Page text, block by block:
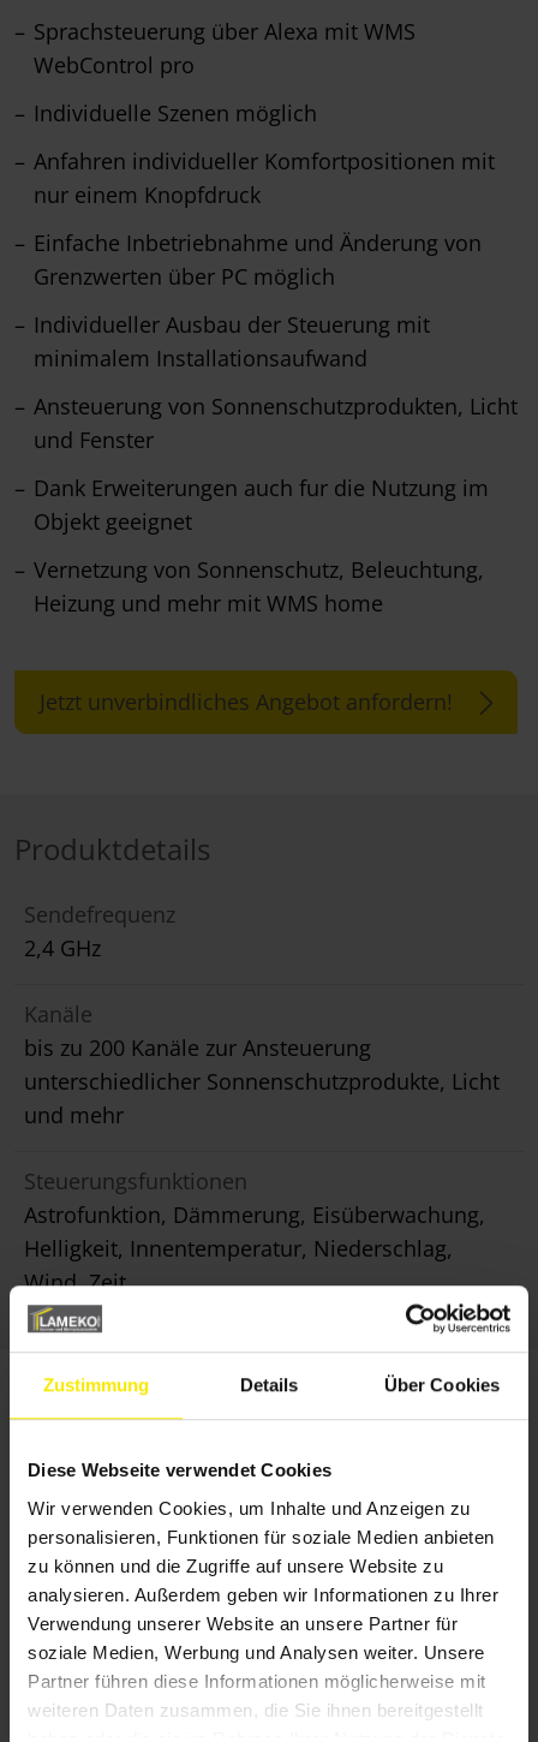
Zustimmung Details Über Cookies
Diese Webseite verwendet Cookies
Wir verwenden Cookies, um Inhalte und Anzeigen zu
personalisieren, Funktionen für soziale Medien anbieten
zu können und die Zugriffe auf unsere Website zu
analysieren. Außerdem geben wir Informationen zu Ihrer
Verwendung unserer Website an unsere Partner für
soziale Medien, Werbung und Analysen weiter. Unsere
Partner führen diese Informationen möglicherweise mit
weiteren Daten zusammen, die Sie ihnen bereitgestellt
Sprachsteuerung über Alexa mit WMS
WebControl pro
Individuelle Szenen möglich
Anfahren individueller Komfortpositionen mit
nur einem Knopfdruck
Einfache Inbetriebnahme und Änderung von
Grenzwerten über PC möglich
Individueller Ausbau der Steuerung mit
minimalem Installationsaufwand
Ansteuerung von Sonnenschutzprodukten, Licht
und Fenster
Dank Erweiterungen auch fur die Nutzung im
Objekt geeignet
Vernetzung von Sonnenschutz, Beleuchtung,
Heizung und mehr mit WMS home
Jetzt unverbindliches Angebot anfordern!
Produktdetails
Sendefrequenz
2,4 GHz
Kanäle
bis zu 200 Kanäle zur Ansteuerung
unterschiedlicher Sonnenschutzprodukte, Licht
und mehr
Steuerungsfunktionen
Astrofunktion, Dämmerung, Eisüberwachung,
Helligkeit, Innentemperatur, Niederschlag,
Wind, Zeit